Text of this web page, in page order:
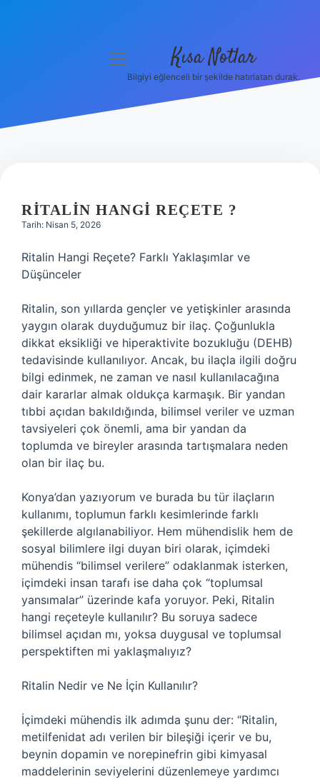
Hakkımızda
menüyü
Kısa Notlar
Bilgiyi eğlenceli bir şekilde hatırlatan durak.
RITALIN HANGI REÇETE ?
Tarih: Nisan 5, 2026
Ritalin Hangi Reçete? Farklı Yaklaşımlar ve
Düşünceler
Ritalin, son yıllarda gençler ve yetişkinler arasında
yaygın olarak duyduğumuz bir ilaç. Çoğunlukla
dikkat eksikliği ve hiperaktivite bozukluğu (DEHB)
tedavisinde kullanılıyor. Ancak, bu ilaçla ilgili doğru
bilgi edinmek, ne zaman ve nasıl kullanılacağına
dair kararlar almak oldukça karmaşık. Bir yandan
tıbbi açıdan bakıldığında, bilimsel veriler ve uzman
tavsiyeleri çok önemli, ama bir yandan da
toplumda ve bireyler arasında tartışmalara neden
olan bir ilaç bu.
Konya’dan yazıyorum ve burada bu tür ilaçların
kullanımı, toplumun farklı kesimlerinde farklı
şekillerde algılanabiliyor. Hem mühendislik hem de
sosyal bilimlere ilgi duyan biri olarak, içimdeki
mühendis “bilimsel verilere” odaklanmak isterken,
içimdeki insan tarafı ise daha çok “toplumsal
yansımalar” üzerinde kafa yoruyor. Peki, Ritalin
hangi reçeteyle kullanılır? Bu soruya sadece
bilimsel açıdan mı, yoksa duygusal ve toplumsal
perspektiften mi yaklaşmalıyız?
Ritalin Nedir ve Ne İçin Kullanılır?
İçimdeki mühendis ilk adımda şunu der: “Ritalin,
metilfenidat adı verilen bir bileşiği içerir ve bu,
beynin dopamin ve norepinefrin gibi kimyasal
maddelerinin seviyelerini düzenlemeye yardımcı